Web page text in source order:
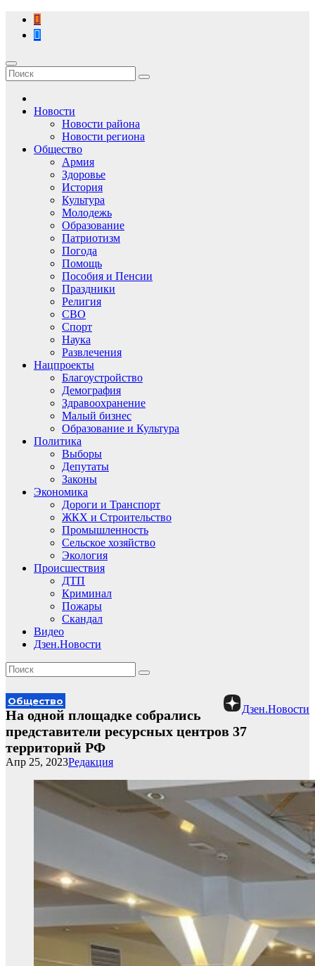
Перейти
содержимому
Новости
Новости района
Новости региона
Общество
Армия
Здоровье
История
Культура
Молодежь
Образование
Патриотизм
Погода
Помощь
Пособия и Пенсии
Праздники
Религия
СВО
Спорт
Наука
Развлечения
Нацпроекты
Благоустройство
Демография
Здравоохранение
Малый бизнес
Образование и Культура
Политика
Выборы
Депутаты
Законы
Экономика
Дороги и Транспорт
ЖКХ и Строительство
Промышленность
Сельское хозяйство
Экология
Происшествия
ДТП
Криминал
Пожары
Скандал
Видео
Дзен.Новости
Дзен.Новости
Общество
На одной площадке собрались
представители ресурсных центров 37
территорий РФ
Редакция
Апр 25, 2023